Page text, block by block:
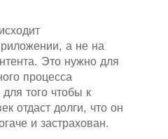
а не на
Это нужно для
процесса
того чтобы к
отдаст долги, что он
и застрахован.